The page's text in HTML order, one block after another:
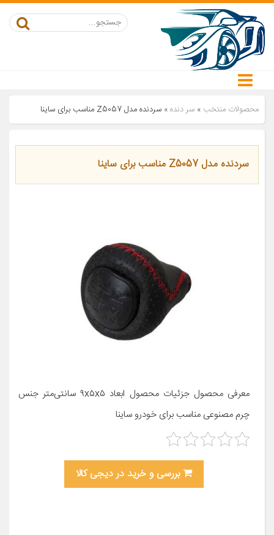
محصولات منتخب » سر دنده» سردنده مدل Z5057 مناسب برای ساینا
سردنده مدل Z5057 مناسب برای ساینا
معرفی محصول جزئیات محصول ابعاد ۹x۵x۵ سانتی‌متر جنس
چرم مصنوعی مناسب برای خودرو ساینا
بررسی و خرید در دیجی کالا